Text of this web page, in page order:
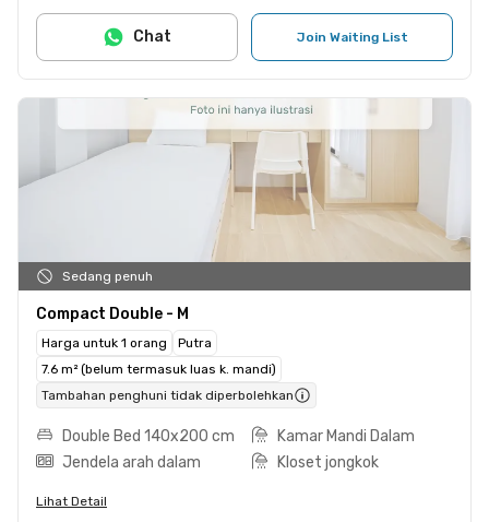
Join Waiting List
Chat
Sedang penuh
Compact Double - M
Harga untuk 1 orang
Putra
7.6 m² (belum termasuk luas k. mandi)
Tambahan penghuni tidak diperbolehkan
Double Bed 140x200 cm
Kamar Mandi Dalam
Jendela arah dalam
Kloset jongkok
Lihat Detail